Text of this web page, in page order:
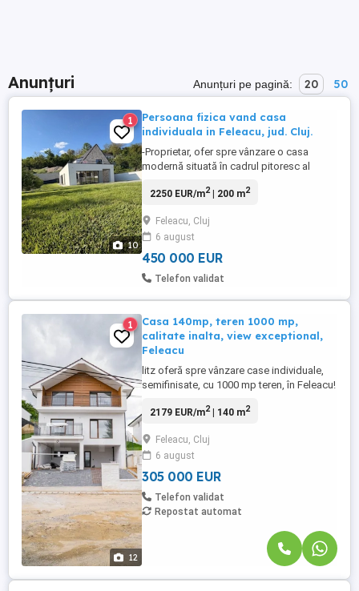
Anunțuri Anunțuri pe pagină: 20 50
10
1
Persoana fizica vand casa
individuala in Feleacu, jud. Cluj.
-Proprietar, ofer spre vânzare o casa
modernă situată în cadrul pitoresc al
aer curat și o panoramă deosebită asupra
pentru o familie care își dorește intimitate
și acces rapid către Cluj-Napoca
(aproximativ 10-15 ...
2250 EUR/m2| 200 m2
Feleacu, Cluj
6 august
450 000 EUR
Telefon validat
12
1
Casa 140mp, teren 1000 mp,
calitate inalta, view exceptional,
Feleacu
litz oferă spre vânzare case individuale,
semifinisate, cu 1000 mp teren, în Feleacu!
impresionantă și orientare sudică, aceste
confort modern și materiale premium.
Detalii proprietate: Suprafață utilă: 140 mp
Suprafață ...
2179 EUR/m2| 140 m2
Feleacu, Cluj
6 august
305 000 EUR
Telefon validat
Repostat automat